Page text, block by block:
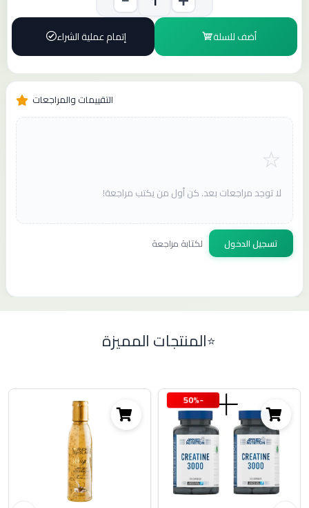
أضف للسلة إتمام عملية الشراء
التقييمات والمراجعات
لا توجد مراجعات بعد. كن أول من يكتب مراجعة!
تسجيل الدخول لكتابة مراجعة
المنتجات المميزة
-50%